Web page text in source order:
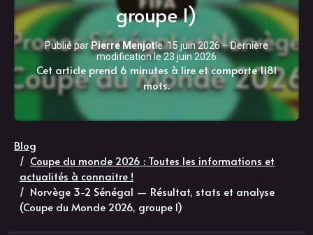
groupe I)
Publié parPierre Menjotle 15 juin 2026–Dernière
modification le23 juin 2026
Cet article prend 6 minutes à lire et comporte 1181
mots.
Blog
Coupe du monde 2026 : Toutes les informations et
actualités à connaitre !
Norvège 3-2 Sénégal — Résultat, stats et analyse
(Coupe du Monde 2026, groupe I)